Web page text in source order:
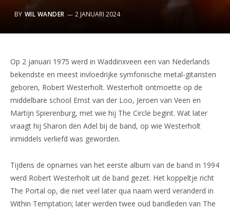
BY WIL WANDER 2 JANUARI 2024
Op 2 januari 1975 werd in Waddinxveen een van Nederlands
bekendste en meest invloedrijke symfonische metal-gitaristen
geboren, Robert Westerholt. Westerholt ontmoette op de
middelbare school Ernst van der Loo, Jeroen van Veen en
Martijn Spierenburg, met wie hij The Circle begint. Wat later
vraagt hij Sharon den Adel bij de band, op wie Westerholt
inmiddels verliefd was geworden.
Tijdens de opnames van het eerste album van de band in 1994
werd Robert Westerholt uit de band gezet. Het koppeltje richt
The Portal op, die niet veel later qua naam werd veranderd in
Within Temptation; later werden twee oud bandleden van The